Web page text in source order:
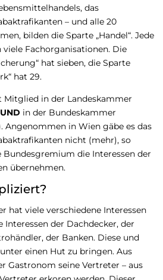
das
– und alle 20
bilden die Sparte „Handel“. Jede
Fachorganisationen. Die
hat sieben, die Sparte
hat 29.
Mitglied in der Landeskammer
UND in der Bundeskammer
Angenommen in Wien gäbe es das
nicht (mehr), so
die Interessen der
übernehmen.
hat viele verschiedene Interessen
der Dachdecker, der
der Banken. Diese und
einen Hut zu bringen. Aus
Gastronom seine Vertreter – aus